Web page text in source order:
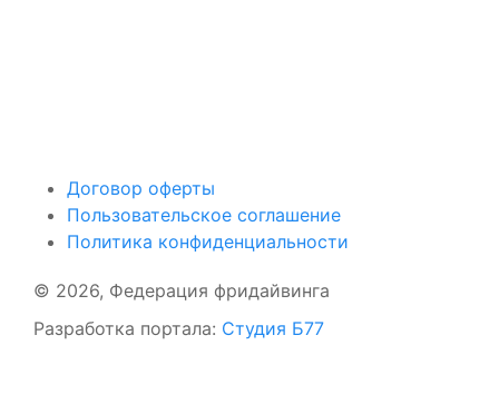
Договор оферты
Пользовательское соглашение
Политика конфиденциальности
© 2026, Федерация фридайвинга
Разработка портала: Студия Б77